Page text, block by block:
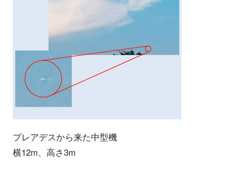
プレアデスから来た中型機
横12m、高さ3m